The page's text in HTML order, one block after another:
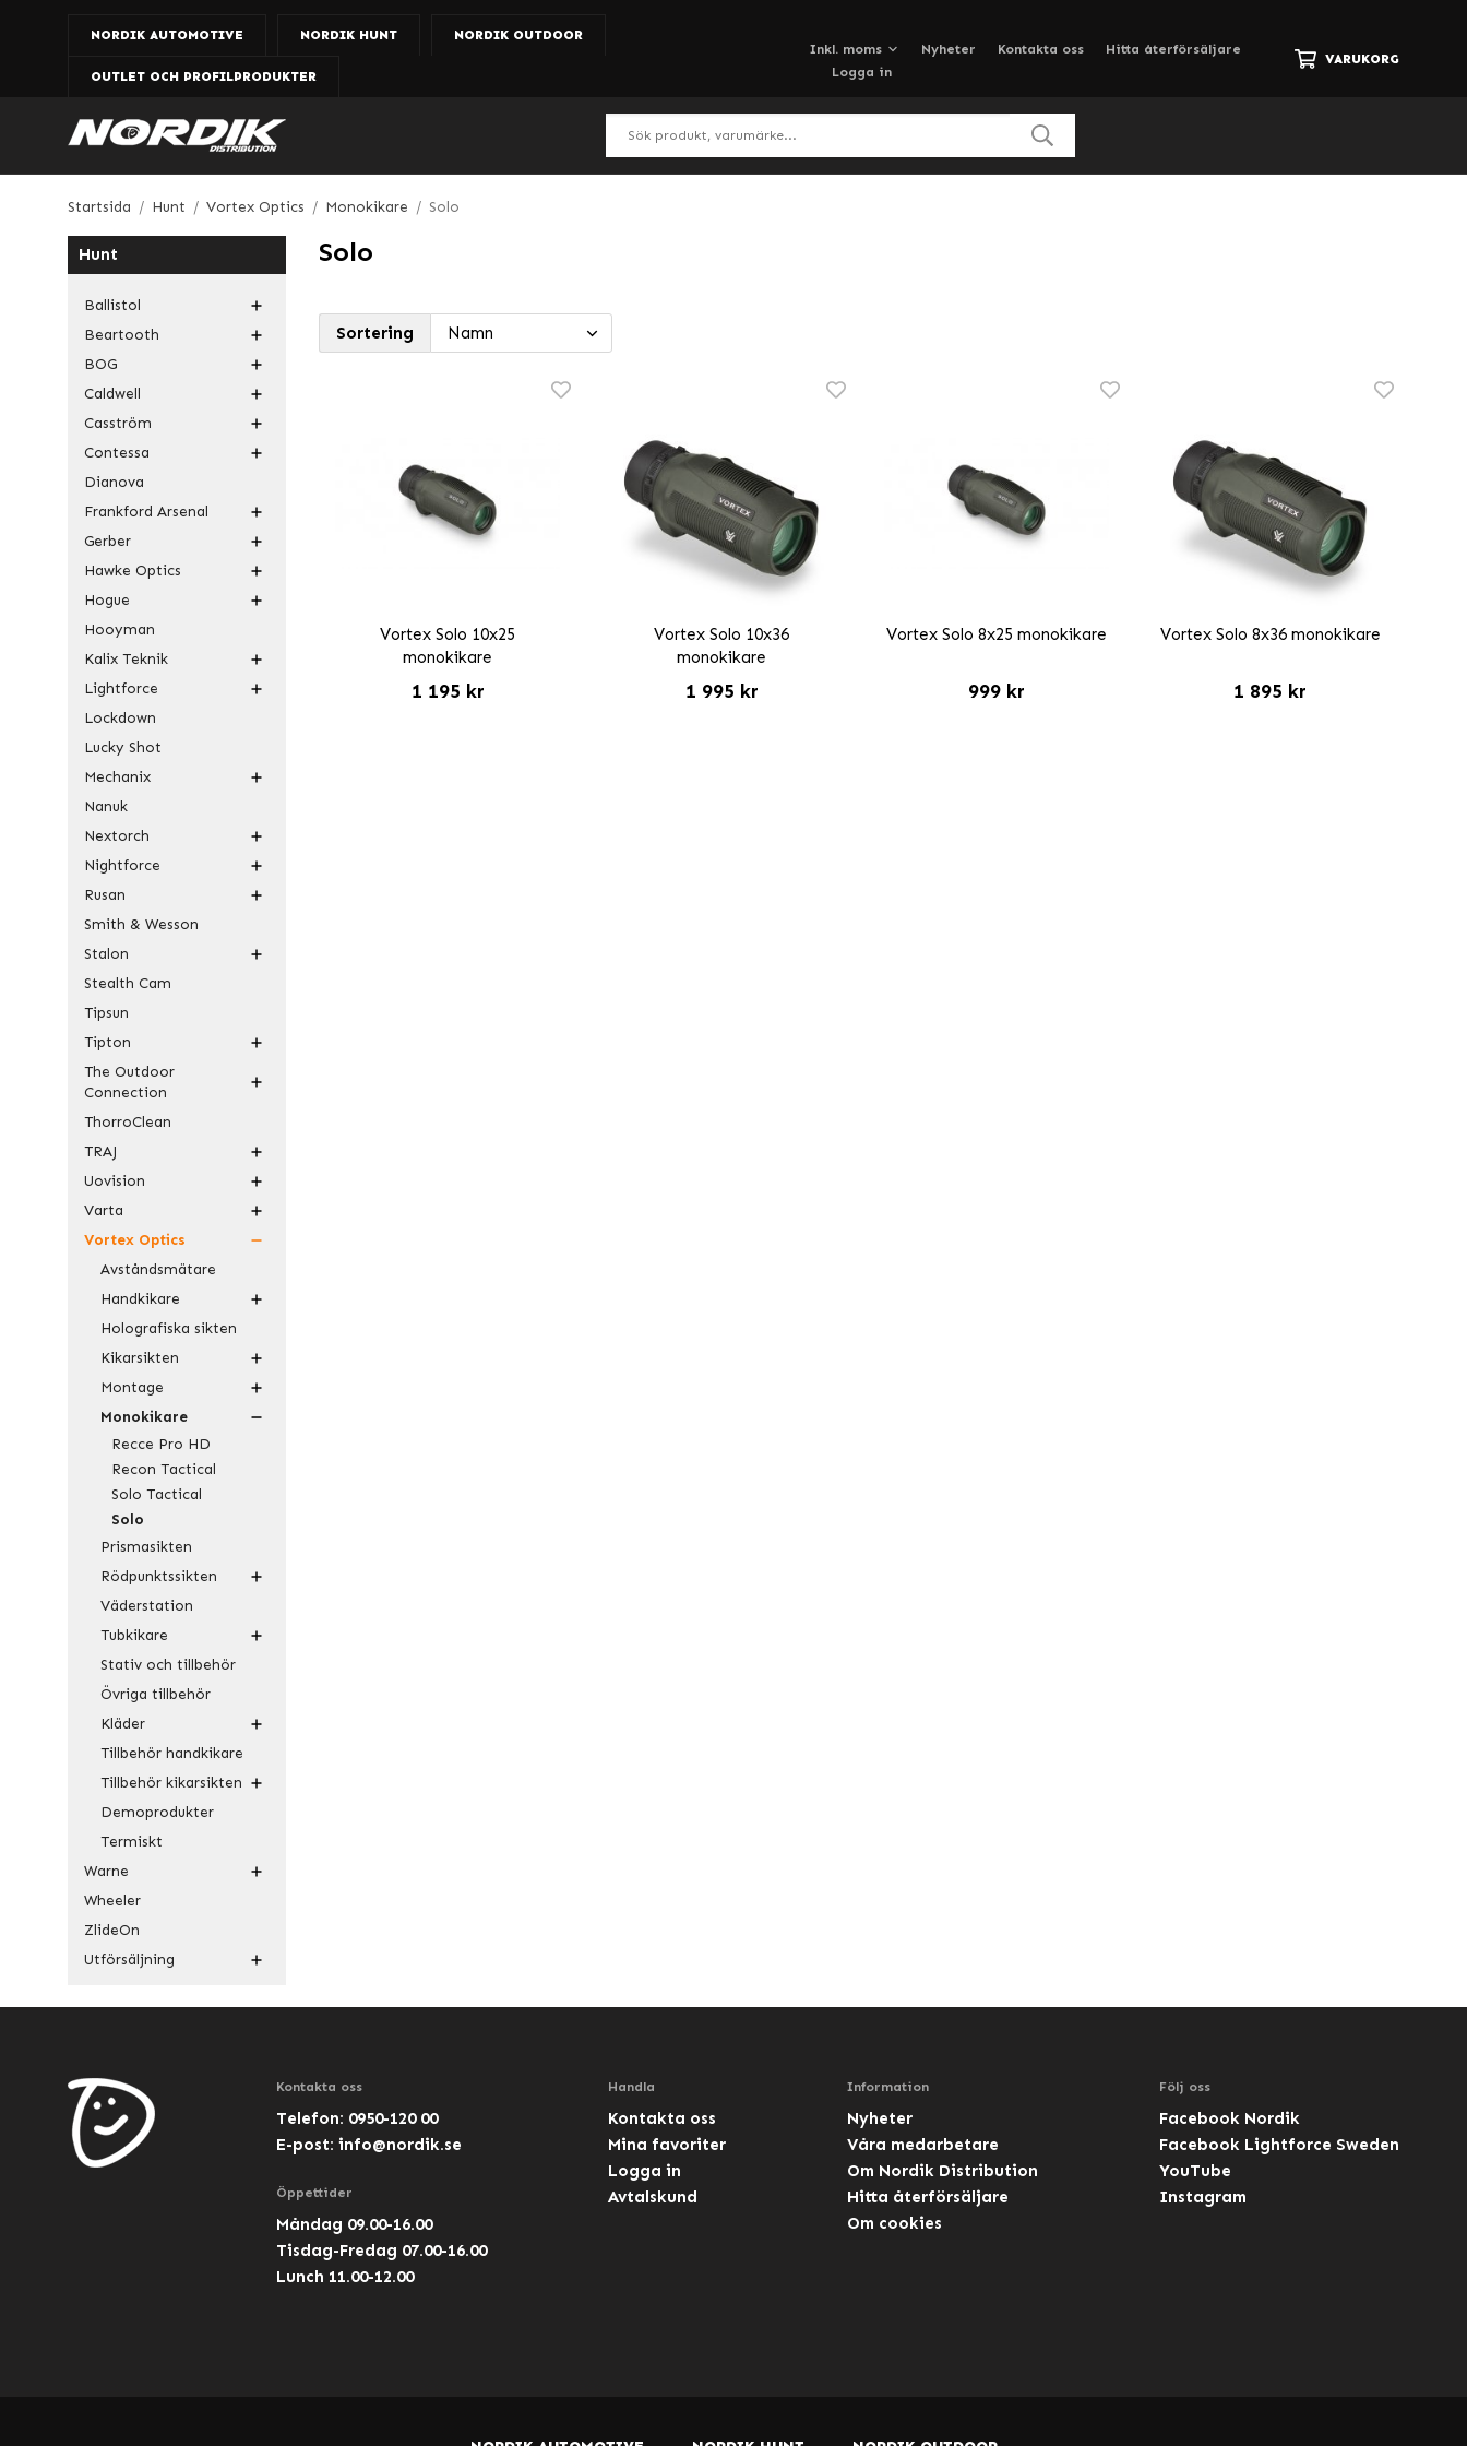
NORDIK AUTOMOTIVE NORDIK HUNT NORDIK OUTDOOR
OUTLET OCH PROFILPRODUKTER
Nyheter Kontakta oss
Hitta återförsäljare
Logga in
VARUKORG
Startsida / Hunt / Vortex Optics / Monokikare / Solo
Hunt
Ballistol
Beartooth
BOG
Caldwell
Casström
Contessa
Dianova
Frankford Arsenal
Gerber
Hawke Optics
Hogue
Hooyman
Kalix Teknik
Lightforce
Lockdown
Lucky Shot
Mechanix
Nanuk
Nextorch
Nightforce
Rusan
Smith & Wesson
Stalon
Stealth Cam
Tipsun
Tipton
The Outdoor
Connection
ThorroClean
TRAJ
Uovision
Varta
Vortex Optics
Avståndsmätare
Handkikare
Holografiska sikten
Kikarsikten
Montage
Monokikare
Recce Pro HD
Recon Tactical
Solo Tactical
Solo
Prismasikten
Rödpunktssikten
Väderstation
Tubkikare
Stativ och tillbehör
Övriga tillbehör
Kläder
Tillbehör handkikare
Tillbehör kikarsikten
Demoprodukter
Termiskt
Warne
Wheeler
ZlideOn
Utförsäljning
Solo
Sortering
Vortex Solo 10x25
monokikare
1 195 kr
Vortex Solo 10x36
monokikare
1 995 kr
Vortex Solo 8x25 monokikare
999 kr
Vortex Solo 8x36 monokikare
1 895 kr
Kontakta oss
Telefon: 0950-120 00
E-post: info@nordik.se
Öppettider
Måndag 09.00-16.00
Tisdag-Fredag 07.00-16.00
Lunch 11.00-12.00
Handla
Kontakta oss
Mina favoriter
Logga in
Avtalskund
Information
Nyheter
Våra medarbetare
Om Nordik Distribution
Hitta återförsäljare
Om cookies
Följ oss
Facebook Nordik
Facebook Lightforce Sweden
YouTube
Instagram